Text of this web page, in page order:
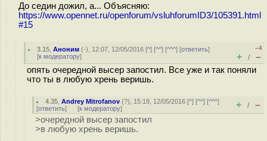
До седин дожил, а... Объясняю:
https://www.opennet.ru/openforum/vsluhforumID3/105391.html
#15
3.15 ,Аноним (-), 12:07, 12/05/2016 [^] [^^] [^^^] [ответить]
[к модератору]
–4
+ / –
опять очередной высер запостил. Все уже и так поняли
что ты в любую хрень веришь.
4.35 ,Andrey Mitrofanov (?), 15:18, 12/05/2016 [^] [^^] [^^^]
[ответить] [к модератору] + / –
>очередной высер запостил
>в любую хрень веришь.